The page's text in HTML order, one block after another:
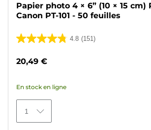
Papier photo 4 × 6” (10 × 15
Canon PT-101 - 50 feuilles
4.8 (151)
4.8
5
151
avis
20,49 €
En stock en ligne
1